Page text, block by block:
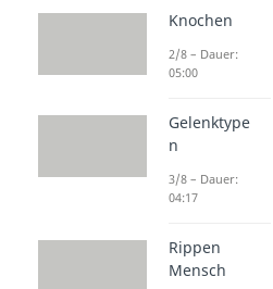
Auseinem
dabeizwei
Hierbei wird
teilweise in
ATP
gespeichert wird.
Knochen
2/8 – Dauer:
05:00
Gelenktype
n
3/8 – Dauer:
04:17
Rippen
Mensch